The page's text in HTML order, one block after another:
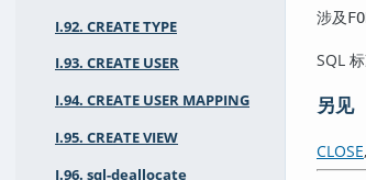
I.92. CREATE TYPE
I.93. CREATE USER
I.94. CREATE USER MAPPING
I.95. CREATE VIEW
I.96. sql-deallocate
涉及
SQL
另见
CLOSE,